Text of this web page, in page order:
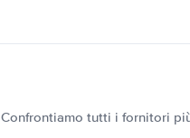
Confrontiamo tutti i fornitori